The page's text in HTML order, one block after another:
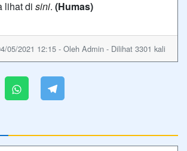
lihat di sini. (Humas)
05/2021 12:15 - Oleh Admin - Dilihat 3301 kali